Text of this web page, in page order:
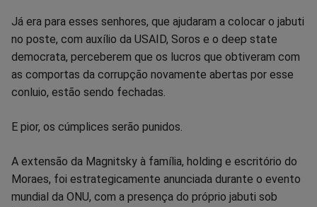
Já era para esses senhores, que ajudaram a colocar o jabuti
no poste, com auxílio da USAID, Soros e o deep state
democrata, perceberem que os lucros que obtiveram com
as comportas da corrupção novamente abertas por esse
conluio, estão sendo fechadas.
E pior, os cúmplices serão punidos.
A extensão da Magnitsky à família, holding e escritório do
Moraes, foi estrategicamente anunciada durante o evento
mundial da ONU, com a presença do próprio jabuti sob